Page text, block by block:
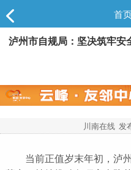
首
泸州市自规局：坚决筑牢安
川南在线 发
当前正值岁末年初，泸州